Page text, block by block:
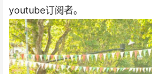
youtube订阅者。